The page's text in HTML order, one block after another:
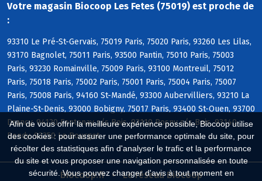
Afin de vous offrir la meilleure expérience possible, Biocoop utilise
des cookies : pour assurer une performance optimale du site, pour
récolter des statistiques afin d'analyser le trafic et la performance
du site et vous proposer une navigation personnalisée en toute
sécurité. Vous pouvez changer d'avis à tout moment en
Votre magasin Biocoop Les Fetes (75019) est proche de
:
93310 Le Pré-St-Gervais, 75019 Paris, 75020 Paris, 93260 Les Lilas,
93170 Bagnolet, 75011 Paris, 93500 Pantin, 75010 Paris, 75003
Paris, 93230 Romainville, 75009 Paris, 93100 Montreuil, 75012
Paris, 75018 Paris, 75002 Paris, 75001 Paris, 75004 Paris, 75007
Paris, 75008 Paris, 94160 St-Mandé, 93300 Aubervilliers, 93210 La
Plaine-St-Denis, 93000 Bobigny, 75017 Paris, 93400 St-Ouen, 93700
Drancy, 94120 Fontenay s/s Bois, 93110 Rosny s/s Bois, 93140
Bondy, 93350 Le Bourget
Biocoop.fr Le réseau Biocoop